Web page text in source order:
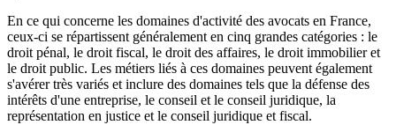
En ce qui concerne les domaines d'activité des avocats en France,
ceux-ci se répartissent généralement en cinq grandes catégories : le
droit pénal, le droit fiscal, le droit des affaires, le droit immobilier et
le droit public. Les métiers liés à ces domaines peuvent également
s'avérer très variés et inclure des domaines tels que la défense des
intérêts d'une entreprise, le conseil et le conseil juridique, la
représentation en justice et le conseil juridique et fiscal.